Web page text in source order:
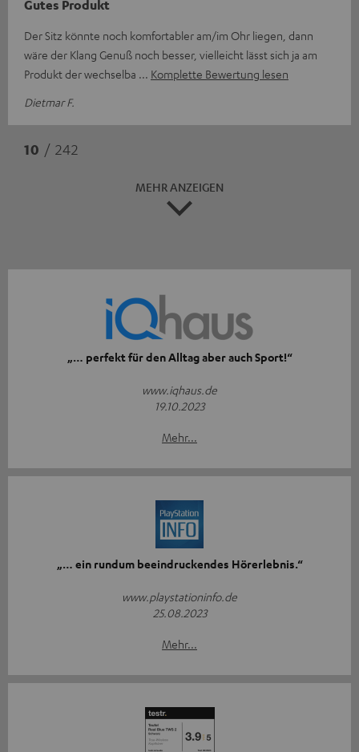
Gutes Produkt
Der Sitz könnte noch komfortabler am/im Ohr liegen, dann
wäre der Klang Genuß noch besser, vielleicht lässt sich ja am
Produkt der wechselba
Komplette Bewertung lesen
Dietmar F.
10 / 242
MEHR ANZEIGEN
„… perfekt für den Alltag aber auch Sport!“
www.iqhaus.de
19.10.2023
Mehr...
„… ein rundum beeindruckendes Hörerlebnis.“
www.playstationinfo.de
25.08.2023
Mehr...